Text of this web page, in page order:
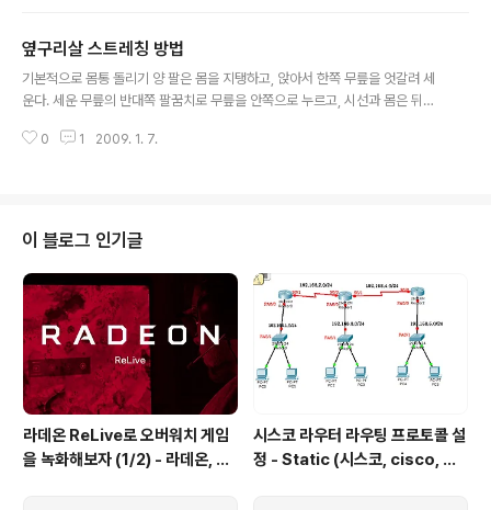
만 아니라 내장지방도 심해 각종 성인병과 합병증이 가장 많이 생기는 타입이
다.어려서부터 비만이었던 경우가 많다. 실_천_법 금연, 금주, 식이요법을 꼭 실
천해야 한다. 하루 열량 섭취는 1천5백㎉ 이하로 제한하고 곡물과 채소 위주
옆구리살 스트레칭 방법
기본적으로 몸통 돌리기 양 팔은 몸을 지탱하고, 앉아서 한쪽 무릎을 엇갈려 세
운다. 세운 무릎의 반대쪽 팔꿈치로 무릎을 안쪽으로 누르고, 시선과 몸은 뒤쪽
본적으로 옆구리 살을 빼는 데 도움을 주지만 무릎을 굽히고 하기 때문에 하체
도는 90도가 되도록 한다. 반대쪽도 같은 방법으로 실시한다. 매 30초간 각 5
회 실시. 팔을 쭉 펴고 두 발목이 직각이 되도록. 옆을 보고 누운 자세에서 윗다
리를..
0 1 2009. 1. 7.
이 블로그 인기글
라데온 ReLive로 오버워치 게임
을 녹화해보자 (1/2) - 라데온, 암
시스코 라우터 라우팅 프로토콜 설
정 - Static (시스코, cisco, 라